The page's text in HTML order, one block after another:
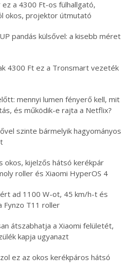
a 4300 Ft-os fülhallgató,
okos, projektor útmutató
pandás külsővel: a kisebb méret
4300 Ft ez a Tronsmart vezeték
mennyi lumen fényerő kell, mit
és működik-e rajta a Netflix?
szinte bármelyik hagyományos
okos, kijelzős hátsó kerékpár
roller és Xiaomi HyperOS 4
ad 1100 W-ot, 45 km/h-t és
Fynzo T11 roller
átszabhatja a Xiaomi felületét,
kapja ugyanazt
ez az okos kerékpáros hátsó